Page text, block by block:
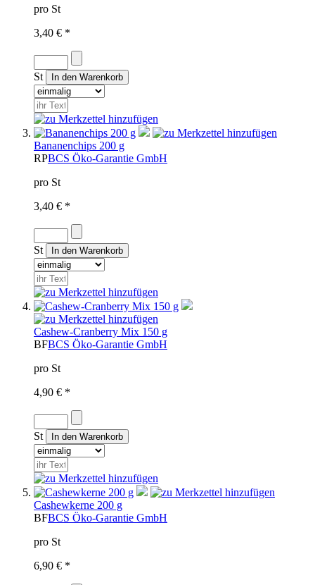
pro St
3,40 € *
St
Bananenchips 200 g
RPBCS Öko-Garantie GmbH
pro St
3,40 € *
St
Cashew-Cranberry Mix 150 g
BFBCS Öko-Garantie GmbH
pro St
4,90 € *
St
Cashewkerne 200 g
BFBCS Öko-Garantie GmbH
pro St
6,90 € *